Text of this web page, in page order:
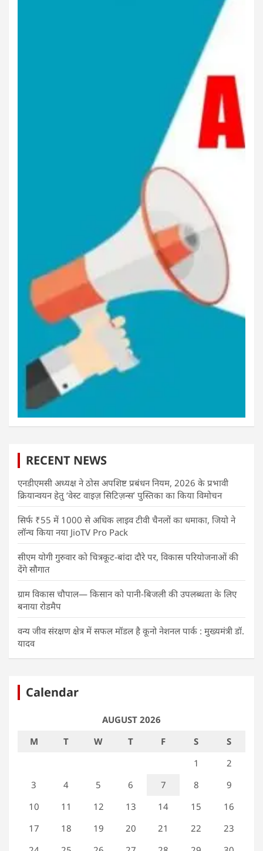
RECENT NEWS
एनडीएमसी अध्यक्ष ने ठोस अपशिष्ट प्रबंधन नियम, 2026 के प्रभावी
क्रियान्वयन हेतु ‘वेस्ट वाइज़ सिटिज़न्स’ पुस्तिका का किया विमोचन
सिर्फ ₹55 में 1000 से अधिक लाइव टीवी चैनलों का धमाका, जियो ने
लॉन्च किया नया JioTV Pro Pack
सीएम योगी गुरुवार को चित्रकूट-बांदा दौरे पर, विकास परियोजनाओं की
देंगे सौगात
ग्राम विकास चौपाल— किसान को पानी-बिजली की उपलब्धता के लिए
बनाया रोडमैप
वन्य जीव संरक्षण क्षेत्र में सफल मॉडल है कूनो नेशनल पार्क : मुख्यमंत्री डॉ.
यादव
Calendar
AUGUST 2026
M
T W T F S
S
1
2
3
4 5 6 7 8
9
10
11 12 13 14 15
16
17
18 19 20 21 22
23